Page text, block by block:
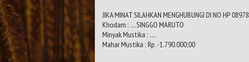
JIKA MINAT SILAHKAN MENGHUBUNGI DI NO HP
Khodam : ....SINGGO MARUTO
Minyak Mustika : ....
Mahar Mustika : Rp. -1.790.000;00